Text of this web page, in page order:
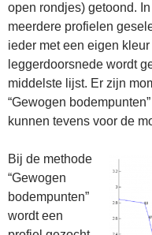
open rondjes) getoond.
meerdere profielen
ieder met een eigen
leggerdoorsnede wordt
middelste lijst. Er zijn
“Gewogen
kunnen tevens voor de
Bij de methode
“Gewogen
bodempunten”
wordt een